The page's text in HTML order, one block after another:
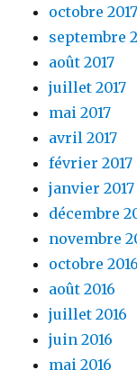
octobre 2017
septembre
août 2017
juillet 2017
mai 2017
avril 2017
février 2017
janvier 2017
décembre
novembre
octobre 2016
août 2016
juillet 2016
juin 2016
mai 2016